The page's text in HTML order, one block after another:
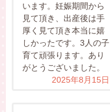
います。妊娠期間から
見て頂き、出産後は手
厚く見て頂き本当に嬉
しかったです。3人の子
育て頑張ります。あり
がとうございました。
2025年8月15日